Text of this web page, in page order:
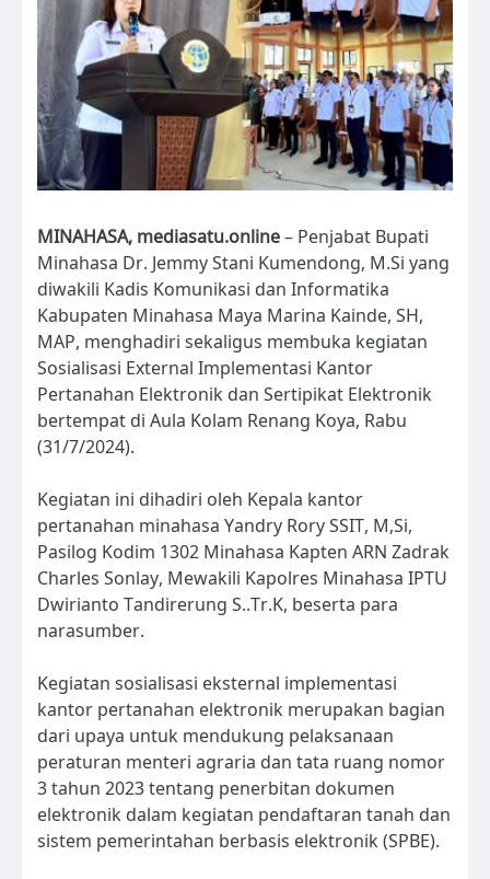
MINAHASA, mediasatu.online– Penjabat Bupati
Minahasa Dr. Jemmy Stani Kumendong, M.Si yang
diwakili Kadis Komunikasi dan Informatika
Kabupaten Minahasa Maya Marina Kainde, SH,
MAP, menghadiri sekaligus membuka kegiatan
Sosialisasi External Implementasi Kantor
Pertanahan Elektronik dan Sertipikat Elektronik
bertempat di Aula Kolam Renang Koya, Rabu
(31/7/2024).
Kegiatan ini dihadiri oleh Kepala kantor
pertanahan minahasa Yandry Rory SSIT, M,Si,
Pasilog Kodim 1302 Minahasa Kapten ARN Zadrak
Charles Sonlay, Mewakili Kapolres Minahasa IPTU
Dwirianto Tandirerung S..Tr.K, beserta para
narasumber.
Kegiatan sosialisasi eksternal implementasi
kantor pertanahan elektronik merupakan bagian
dari upaya untuk mendukung pelaksanaan
peraturan menteri agraria dan tata ruang nomor
3 tahun 2023 tentang penerbitan dokumen
elektronik dalam kegiatan pendaftaran tanah dan
sistem pemerintahan berbasis elektronik (SPBE).